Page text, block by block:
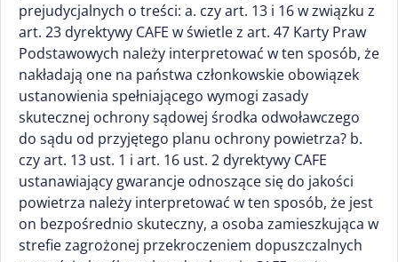
prejudycjalnych o treści: a. czy art. 13 i 16 w związku z
art. 23 dyrektywy CAFE w świetle z art. 47 Karty Praw
Podstawowych należy interpretować w ten sposób, że
nakładają one na państwa członkowskie obowiązek
ustanowienia spełniającego wymogi zasady
skutecznej ochrony sądowej środka odwoławczego
do sądu od przyjętego planu ochrony powietrza? b.
czy art. 13 ust. 1 i art. 16 ust. 2 dyrektywy CAFE
ustanawiający gwarancje odnoszące się do jakości
powietrza należy interpretować w ten sposób, że jest
on bezpośrednio skuteczny, a osoba zamieszkująca w
strefie zagrożonej przekroczeniem dopuszczalnych